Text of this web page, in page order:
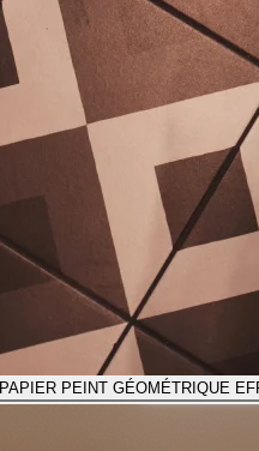
PAPIER PEINT GÉOMÉTRIQUE